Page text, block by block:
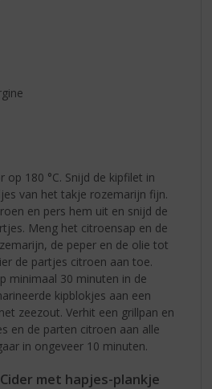
180 °C. Snijd de kipfilet in
van het takje rozemarijn fijn.
en pers hem uit en snijd de
Meng het citroensap en de
de peper en de olie tot
de partjes citroen aan toe.
minimaal 30 minuten in de
kipblokjes aan een
zeezout. Verhit een grillpan en
en de parten citroen aan alle
in ongeveer 10 minuten.
met hapjes-plankje